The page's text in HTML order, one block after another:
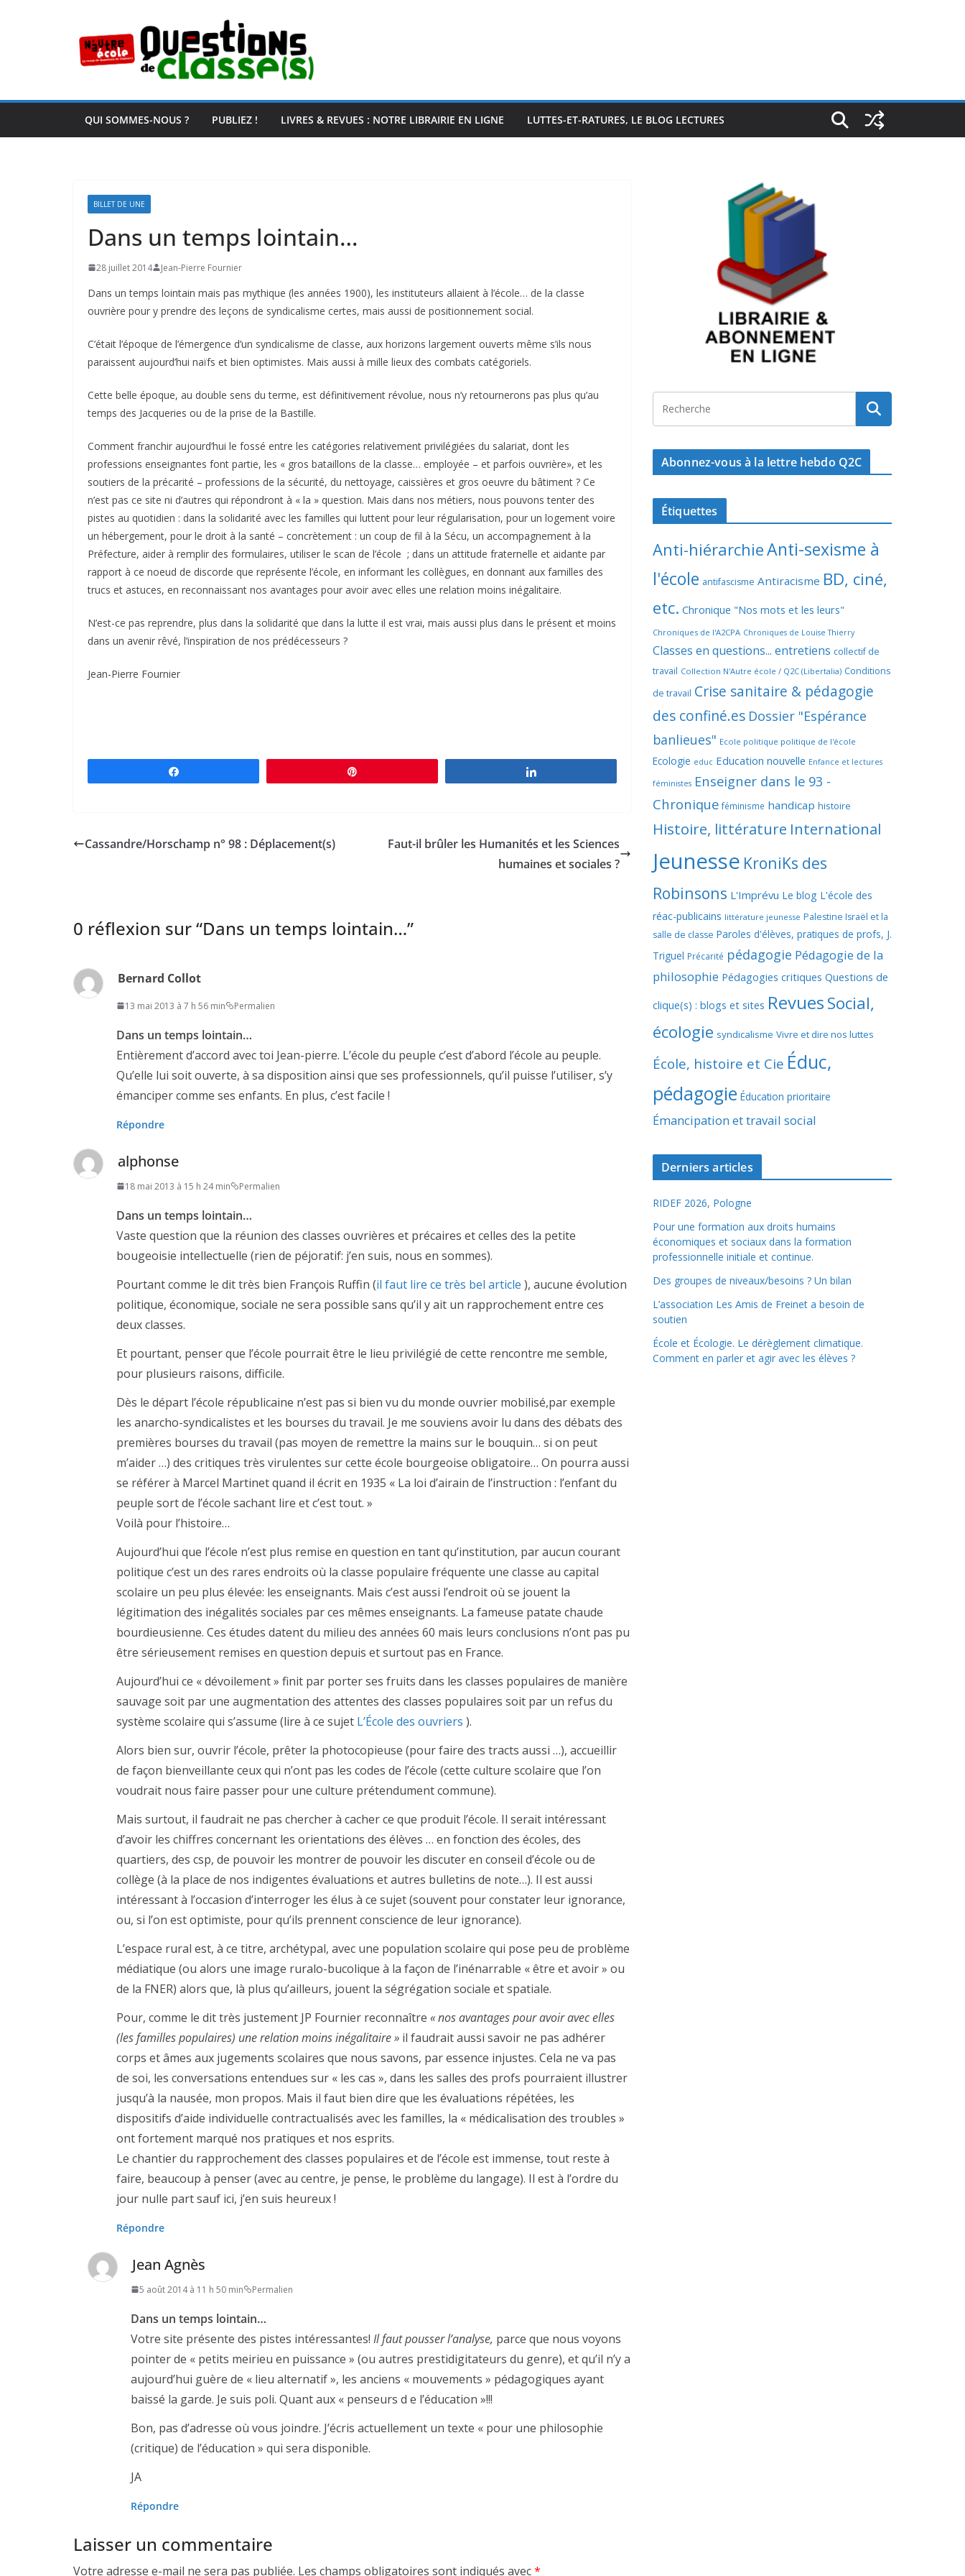
QUI SOMMES-NOUS ? PUBLIEZ ! LIVRES & REVUES : NOTRE LIBRAIRIE EN LIGNE LUTTES-ET-RATURES, LE BLOG LECTURES
BILLET DE UNE
Dans un temps lointain…
28 juillet 2014 Jean-Pierre Fournier
Dans un temps lointain mais pas mythique (les années 1900), les instituteurs allaient à l’école… de la classe
ouvrière pour y prendre des leçons de syndicalisme certes, mais aussi de positionnement social.
C’était l’époque de l’émergence d’un syndicalisme de classe, aux horizons largement ouverts même s’ils nous
paraissent aujourd’hui naïfs et bien optimistes. Mais aussi à mille lieux des combats catégoriels.
Cette belle époque, au double sens du terme, est définitivement révolue, nous n’y retournerons pas plus qu’au
temps des Jacqueries ou de la prise de la Bastille.
Comment franchir aujourd’hui le fossé entre les catégories relativement privilégiées du salariat, dont les
professions enseignantes font partie, les « gros bataillons de la classe… employée – et parfois ouvrière», et les
soutiers de la précarité – professions de la sécurité, du nettoyage, caissières et gros oeuvre du bâtiment ? Ce
n’est pas ce site ni d’autres qui répondront à « la » question. Mais dans nos métiers, nous pouvons tenter des
pistes au quotidien : dans la solidarité avec les familles qui luttent pour leur régularisation, pour un logement voire
un hébergement, pour le droit à la santé – concrètement : un coup de fil à la Sécu, un accompagnement à la
Préfecture, aider à remplir des formulaires, utiliser le scan de l’école ; dans un attitude fraternelle et aidante par
rapport à ce noeud de discorde que représente l’école, en informant les collègues, en donnant aux familles des
trucs et astuces, en reconnaissant nos avantages pour avoir avec elles une relation moins inégalitaire.
N’est-ce pas reprendre, plus dans la solidarité que dans la lutte il est vrai, mais aussi plus dans le présent et moins
dans un avenir rêvé, l’inspiration de nos prédécesseurs ?
Jean-Pierre Fournier
Cassandre/Horschamp n° 98 : Déplacement(s)
Faut-il brûler les Humanités et les Sciences
humaines et sociales ?
0 réflexion sur “Dans un temps lointain…”
Bernard Collot
13 mai 2013 à 7 h 56 min Permalien
Dans un temps lointain…
Entièrement d’accord avec toi Jean-pierre. L’école du peuple c’est d’abord l’école au peuple.
Qu’elle lui soit ouverte, à sa disposition ainsi que ses professionnels, qu’il puisse l’utiliser, s’y
émanciper comme ses enfants. En plus, c’est facile !
Répondre
alphonse
18 mai 2013 à 15 h 24 min Permalien
Dans un temps lointain…
Vaste question que la réunion des classes ouvrières et précaires et celles des la petite
bougeoisie intellectuelle (rien de péjoratif: j’en suis, nous en sommes).
Pourtant comme le dit très bien François Ruffin (il faut lire ce très bel article ), aucune évolution
politique, économique, sociale ne sera possible sans qu’il y ait un rapprochement entre ces
deux classes.
Et pourtant, penser que l’école pourrait être le lieu privilégié de cette rencontre me semble,
pour plusieurs raisons, difficile.
Dès le départ l’école républicaine n’est pas si bien vu du monde ouvrier mobilisé,par exemple
les anarcho-syndicalistes et les bourses du travail. Je me souviens avoir lu dans des débats des
premières bourses du travail (pas moyen de remettre la mains sur le bouquin… si on peut
m’aider …) des critiques très virulentes sur cette école bourgeoise obligatoire… On pourra aussi
se référer à Marcel Martinet quand il écrit en 1935 « La loi d’airain de l’instruction : l’enfant du
peuple sort de l’école sachant lire et c’est tout. »
Voilà pour l’histoire…
Aujourd’hui que l’école n’est plus remise en question en tant qu’institution, par aucun courant
politique c’est un des rares endroits où la classe populaire fréquente une classe au capital
scolaire un peu plus élevée: les enseignants. Mais c’est aussi l’endroit où se jouent la
légitimation des inégalités sociales par ces mêmes enseignants. La fameuse patate chaude
bourdieusienne. Ces études datent du milieu des années 60 mais leurs conclusions n’ont pas pu
être sérieusement remises en question depuis et surtout pas en France.
Aujourd’hui ce « dévoilement » finit par porter ses fruits dans les classes populaires de manière
sauvage soit par une augmentation des attentes des classes populaires soit par un refus du
système scolaire qui s’assume (lire à ce sujet L’École des ouvriers ).
Alors bien sur, ouvrir l’école, prêter la photocopieuse (pour faire des tracts aussi …), accueillir
de façon bienveillante ceux qui n’ont pas les codes de l’école (cette culture scolaire que l’on
voudrait nous faire passer pour une culture prétendument commune).
Mais surtout, il faudrait ne pas chercher à cacher ce que produit l’école. Il serait intéressant
d’avoir les chiffres concernant les orientations des élèves … en fonction des écoles, des
quartiers, des csp, de pouvoir les montrer de pouvoir les discuter en conseil d’école ou de
collège (à la place de nos indigentes évaluations et autres bulletins de note…). Il est aussi
intéressant à l’occasion d’interroger les élus à ce sujet (souvent pour constater leur ignorance,
ou, si l’on est optimiste, pour qu’ils prennent conscience de leur ignorance).
L’espace rural est, à ce titre, archétypal, avec une population scolaire qui pose peu de problème
médiatique (ou alors une image ruralo-bucolique à la façon de l’inénarrable « être et avoir » ou
de la FNER) alors que, là plus qu’ailleurs, jouent la ségrégation sociale et spatiale.
Pour, comme le dit très justement JP Fournier reconnaître « nos avantages pour avoir avec elles
(les familles populaires) une relation moins inégalitaire » il faudrait aussi savoir ne pas adhérer
corps et âmes aux jugements scolaires que nous savons, par essence injustes. Cela ne va pas
de soi, les conversations entendues sur « les cas », dans les salles des profs pourraient illustrer
jusqu’à la nausée, mon propos. Mais il faut bien dire que les évaluations répétées, les
dispositifs d’aide individuelle contractualisés avec les familles, la « médicalisation des troubles »
ont fortement marqué nos pratiques et nos esprits.
Le chantier du rapprochement des classes populaires et de l’école est immense, tout reste à
faire, beaucoup à penser (avec au centre, je pense, le problème du langage). Il est à l’ordre du
jour nulle part sauf ici, j’en suis heureux !
Répondre
Jean Agnès
5 août 2014 à 11 h 50 min Permalien
Dans un temps lointain…
Votre site présente des pistes intéressantes! Il faut pousser l’analyse, parce que nous voyons
pointer de « petits meirieu en puissance » (ou autres prestidigitateurs du genre), et qu’il n’y a
aujourd’hui guère de « lieu alternatif », les anciens « mouvements » pédagogiques ayant
baissé la garde. Je suis poli. Quant aux « penseurs d e l’éducation »!!!
Bon, pas d’adresse où vous joindre. J’écris actuellement un texte « pour une philosophie
(critique) de l’éducation » qui sera disponible.
JA
Répondre
Laisser un commentaire
Votre adresse e-mail ne sera pas publiée. Les champs obligatoires sont indiqués avec*
Abonnez-vous à la lettre hebdo Q2C
Étiquettes
Anti-hiérarchieAnti-sexisme à
l'école antifascisme Antiracisme BD, ciné,
etc. Chronique "Nos mots et les leurs"
Chroniques de l'A2CPA Chroniques de Louise Thierry
Classes en questions... entretiens collectif de
travail Collection N'Autre école / Q2C (Libertalia) Conditions
de travail Crise sanitaire & pédagogie
des confiné.es Dossier "Espérance
banlieues" Ecole politique politique de l'école
Ecologie educ Education nouvelle Enfance et lectures
féministes Enseigner dans le 93 -
Chronique féminisme handicap histoire
Histoire, littérature International
Jeunesse KroniKs des
Robinsons L'Imprévu Le blog L'école des
réac-publicains littérature jeunesse Palestine Israël et la
salle de classe Paroles d'élèves, pratiques de profs, J.
Triguel Précarité pédagogie Pédagogie de la
philosophie Pédagogies critiques Questions de
clique(s) : blogs et sites RevuesSocial,
écologie syndicalisme Vivre et dire nos luttes
École, histoire et Cie Éduc,
pédagogie Éducation prioritaire
Émancipation et travail social
Derniers articles
RIDEF 2026, Pologne
Pour une formation aux droits humains
économiques et sociaux dans la formation
professionnelle initiale et continue.
Des groupes de niveaux/besoins ? Un bilan
L’association Les Amis de Freinet a besoin de
soutien
École et Écologie. Le dérèglement climatique.
Comment en parler et agir avec les élèves ?